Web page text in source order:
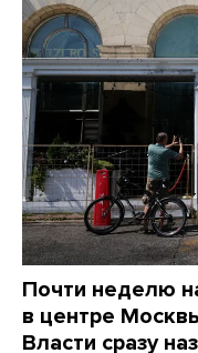
Почти неделю
в центре
Власти сразу